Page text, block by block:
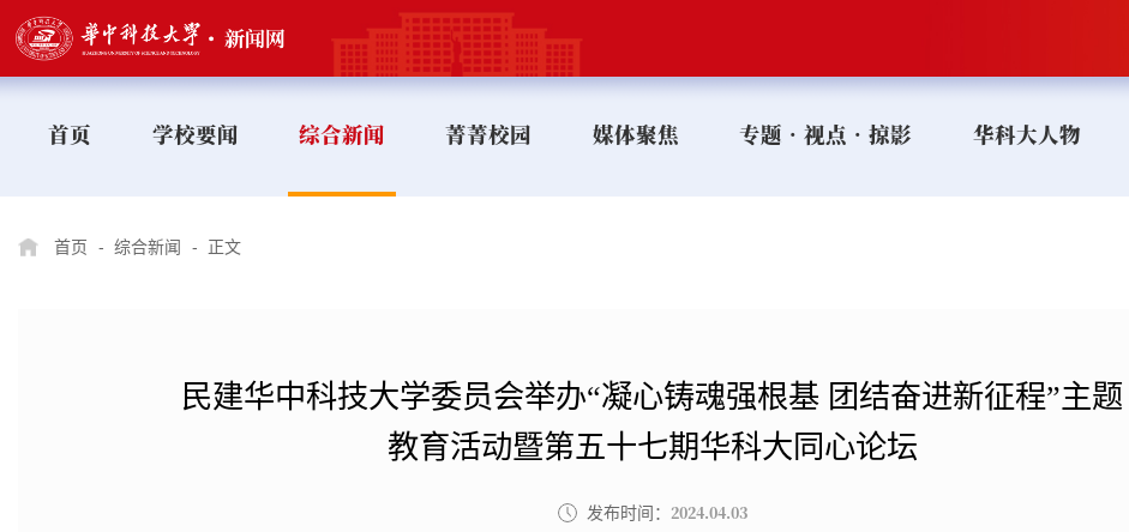
首页 学校要闻 综合新闻 菁菁校园 媒体聚焦 专题•视点•掠影 华科大人物
首页 - 综合新闻 - 正文
​民建华中科技大学委员会举办“凝心铸魂强根基 团结奋进新征程”主题
教育活动暨第五十七期华科大同心论坛
发布时间： 2024.04.03